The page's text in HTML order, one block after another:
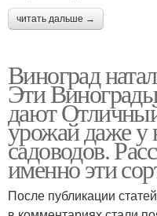
читать дальше →
Виноград
Эти
дают
урожай даже
садоводов.
именно эти
После публикации